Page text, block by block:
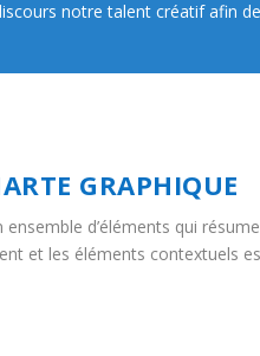
GRAPHIQUE
d’éléments qui
et les éléments contextuels